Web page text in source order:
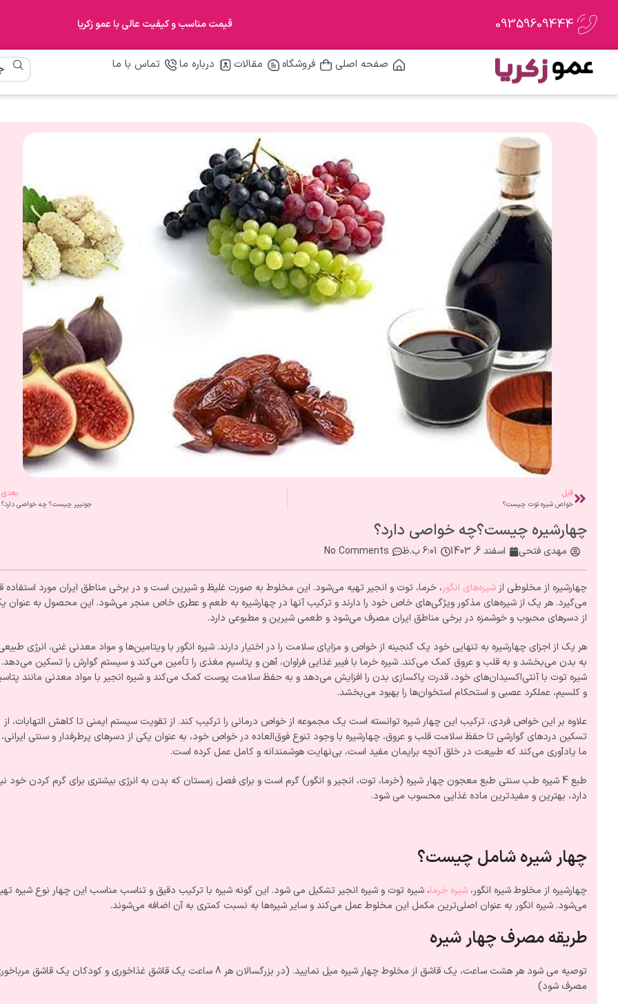
09359609444 قیمت مناسب و کیفیت عالی با عمو زکریا
صفحه اصلی فروشگاه مقالات درباره ما تماس با ما
قبل
خواص شیره توت چیست؟
بعدی
جونیپر چیست؟ چه خواصی دارد؟
چهارشیره چیست؟چه خواصی دارد؟
مهدی فتحی اسفند 6, 1403 6:01 ب.ظ No Comments
چهارشیره از مخلوطی از شیره‌های انگور، خرما، توت و انجیر تهیه می‌شود. این مخلوط به صورت غلیظ و شیرین است و در برخی مناطق ایران مورد استفاده
می‌گیرد. هر یک از شیره‌های مذکور ویژگی‌های خاص خود را دارند و ترکیب آنها در چهارشیره به طعم و عطری خاص منجر می‌شود. این محصول به عنوان
از دسرهای محبوب و خوشمزه در برخی مناطق ایران مصرف می‌شود و طعمی شیرین و مطبوعی دارد.
هر یک از اجزای چهارشیره به تنهایی خود یک گنجینه از خواص و مزایای سلامت را در اختیار دارند. شیره انگور با ویتامین‌ها و مواد معدنی غنی، انرژی
به بدن می‌بخشد و به قلب و عروق کمک می‌کند. شیره خرما با فیبر غذایی فراوان، آهن و پتاسیم مغذی را تأمین می‌کند و سیستم گوارش را تسکین می‌دهد.
شیره توت با آنتی‌اکسیدان‌های خود، قدرت پاکسازی بدن را افزایش می‌دهد و به حفظ سلامت پوست کمک می‌کند و شیره انجیر با مواد معدنی مانند
و کلسیم، عملکرد عصبی و استحکام استخوان‌ها را بهبود می‌بخشد.
علاوه بر این خواص فردی، ترکیب این چهار شیره توانسته است یک مجموعه از خواص درمانی را ترکیب کند. از تقویت سیستم ایمنی تا کاهش التهابات، از
تسکین دردهای گوارشی تا حفظ سلامت قلب و عروق، چهارشیره با وجود تنوع فوق‌العاده در خواص خود، به عنوان یکی از دسرهای پرطرفدار و سنتی
ما یادآوری می‌کند که طبیعت در خلق آنچه برایمان مفید است، بی‌نهایت هوشمندانه و کامل عمل کرده است.
طبع 4 شیره طب سنتی طبع معجون چهار شیره (خرما، توت، انجیر و انگور) گرم است و برای فصل زمستان که بدن به انرژی بیشتری برای گرم کردن خود
دارد، بهترین و مفیدترین ماده غذایی محسوب می شود.
چهار شیره شامل چیست؟
چهارشیره از مخلوط شیره انگور، شیره خرما، شیره توت و شیره انجیر تشکیل می شود. این گونه شیره با ترکیب دقیق و تناسب مناسب این چهار نوع شیره
می‌شود. شیره انگور به عنوان اصلی‌ترین مکمل این مخلوط عمل می‌کند و سایر شیره‌ها به نسبت کمتری به آن اضافه می‌شوند.
طریقه مصرف چهار شیره
توصیه می شود هر هشت ساعت، یک قاشق از مخلوط چهار شیره میل نمایید. (در بزرگسالان هر 8 ساعت یک قاشق غذاخوری و کودکان یک قاشق
مصرف شود)